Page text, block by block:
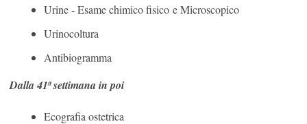
Urine - Esame chimico fisico e Microscopico
Urinocoltura
Antibiogramma
Dalla 41ª settimana in poi
Ecografia ostetrica